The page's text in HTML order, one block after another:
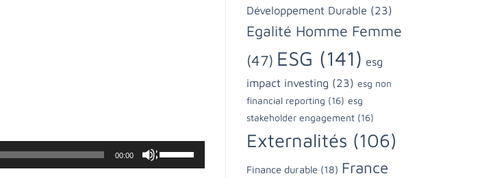
00:00
les
Développement Durable (23)
Egalité Homme Femme
(47) ESG (141) esg
impact investing (23) esg non
financial reporting (16) esg
stakeholder engagement (16)
Externalités (106)
Finance durable (18) France